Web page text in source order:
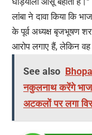
लांबा ने दावा किया कि
के पूर्व अध्यक्ष बृजभूषण
आरोप लगाए हैं, लेकिन
See also
नकुलनाथ करेंगे
अटकलों पर लगा